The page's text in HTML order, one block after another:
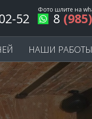
52
Фото шлите на
8 (985)
НАШИ РАБОТЫ